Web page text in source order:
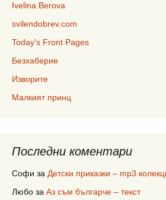
Ivelina Berova
svilendobrev.com
Today's Front Pages
Безхаберие
Изворите
Малкият принц
Последни коментари
Софи за Детски приказки – mp3
Любо за Аз съм българче – текст